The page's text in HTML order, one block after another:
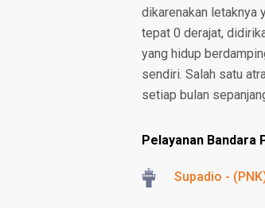
dikarenakan letaknya
tepat 0 derajat,
yang hidup
sendiri. Salah satu
setiap bulan
Pelayanan Bandara
Supadio -